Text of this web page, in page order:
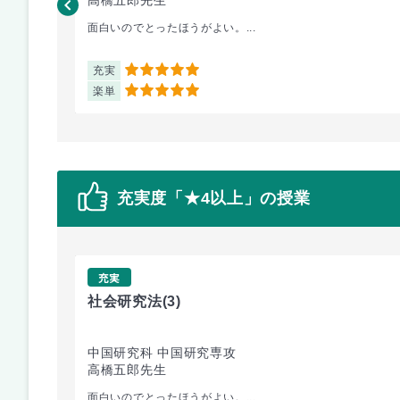
面白いのでとったほうがよい。...
充実 5
楽単 5
充実度「★4以上」の授業
充実
社会研究法(3)
中国研究科 中国研究専攻
高橋五郎先生
面白いのでとったほうがよい。...